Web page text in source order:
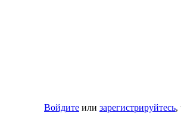
Войдите или зарегистрируйтесь,